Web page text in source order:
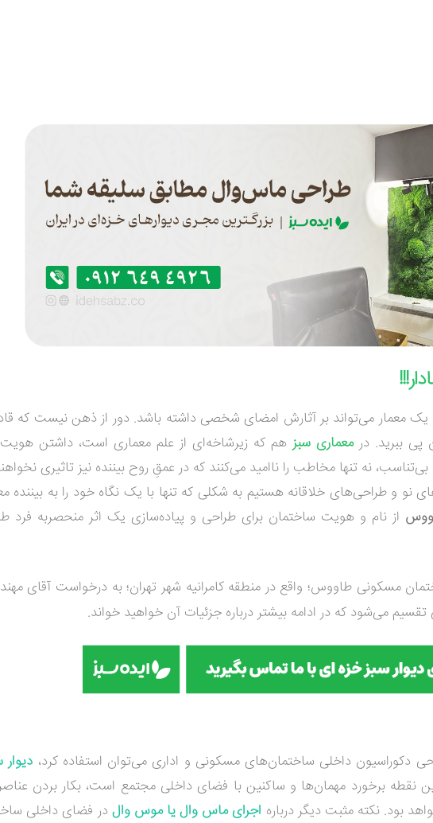
معمار می‌تواند بر آثارش امضای شخصی داشته باشد. دور از ذهن نیست که
پی ببرید. درمعماری سبز هم که زیرشاخه‌ای از علم معماری است، داشتن
نه تنها مخاطب را ناامید می‌کنند که در عمقِ روح بیننده نیز تاثیری
نو و طراحی‌های خلاقانه هستیم به شکلی که تنها با یک نگاه خود را به بیننده
از نام و هویت ساختمان برای طراحی و پیاده‌سازی یک اثر منحصربه فرد
مسکونی طاووس؛ واقع در منطقه کامرانیه شهر تهران؛ به درخواست آقای
می‌شود که در ادامه بیشتر درباره جزئیات آن خواهید خواند.
دکوراسیون داخلی ساختمان‌های مسکونی و اداری می‌توان استفاده کرد،
نقطه برخورد مهمان‌ها و ساکنین با فضای داخلی مجتمع است، بکار بردن
بود. نکته مثبت دیگر درباره اجرای ماس وال یا موس والدر فضای داخلی